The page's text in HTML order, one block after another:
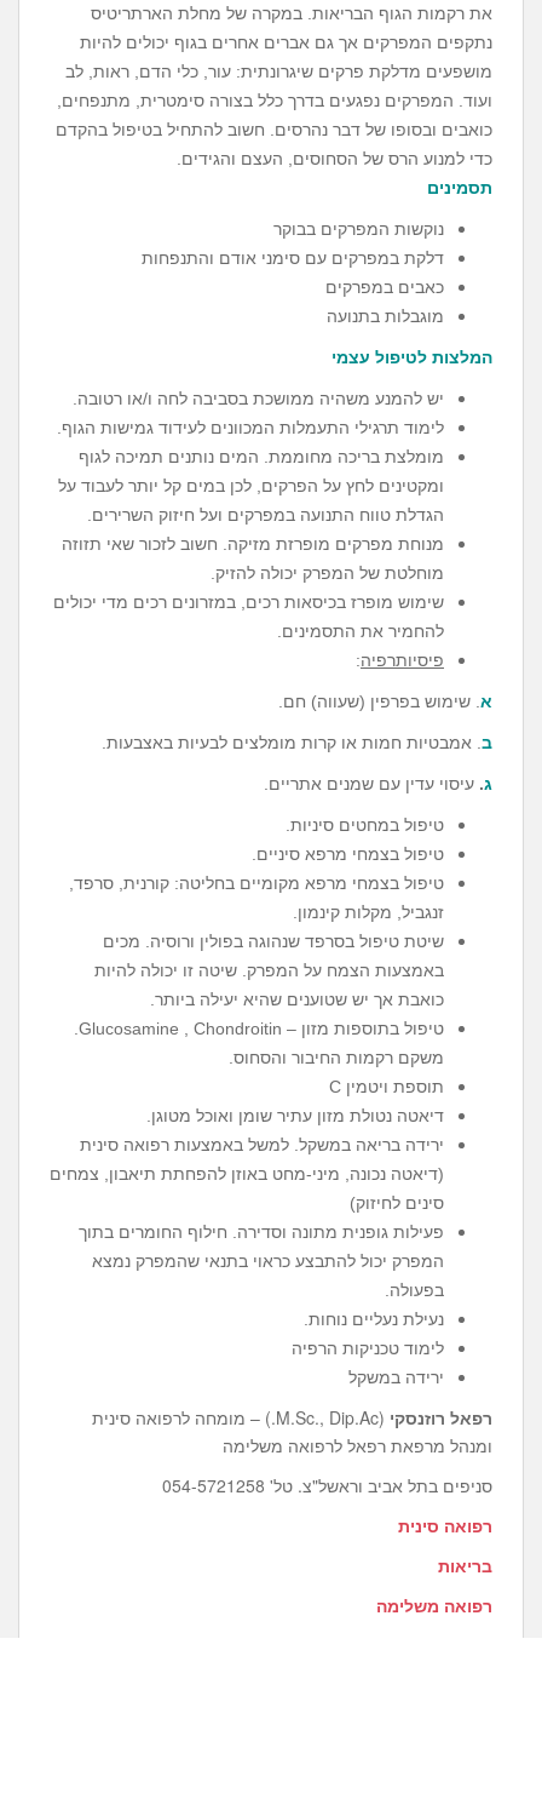
את רקמות הגוף הבריאות. במקרה של מחלת הארתריטיס
נתקפים המפרקים אך גם אברים אחרים בגוף יכולים להיות
מושפעים מדלקת פרקים שיגרונתית: עור, כלי הדם, ראות, לב
ועוד. המפרקים נפגעים בדרך כלל בצורה סימטרית, מתנפחים,
כואבים ובסופו של דבר נהרסים. חשוב להתחיל בטיפול בהקדם
כדי למנוע הרס של הסחוסים, העצם והגידים.
תסמינים
נוקשות המפרקים בבוקר
דלקת במפרקים עם סימני אודם והתנפחות
כאבים במפרקים
מוגבלות בתנועה
המלצות לטיפול עצמי
יש להמנע משהיה ממושכת בסביבה לחה ו/או רטובה.
לימוד תרגילי התעמלות המכוונים לעידוד גמישות הגוף.
מומלצת בריכה מחוממת. המים נותנים תמיכה לגוף
ומקטינים לחץ על הפרקים, לכן במים קל יותר לעבוד על
הגדלת טווח התנועה במפרקים ועל חיזוק השרירים.
מנוחת מפרקים מופרזת מזיקה. חשוב לזכור שאי תזוזה
מוחלטת של המפרק יכולה להזיק.
שימוש מופרז בכיסאות רכים, במזרונים רכים מדי יכולים
להחמיר את התסמינים.
פיסיותרפיה:
א . שימוש בפרפין (שעווה) חם.
ב . אמבטיות חמות או קרות מומלצים לבעיות באצבעות.
ג. עיסוי עדין עם שמנים אתריים.
טיפול במחטים סיניות.
טיפול בצמחי מרפא סיניים.
טיפול בצמחי מרפא מקומיים בחליטה: קורנית, סרפד,
זנגביל, מקלות קינמון.
שיטת טיפול בסרפד שנהוגה בפולין ורוסיה. מכים
באמצעות הצמח על המפרק. שיטה זו יכולה להיות
כואבת אך יש שטוענים שהיא יעילה ביותר.
משקם רקמות החיבור והסחוס.
תוספת ויטמין C
דיאטה נטולת מזון עתיר שומן ואוכל מטוגן.
ירידה בריאה במשקל. למשל באמצעות רפואה סינית
(דיאטה נכונה, מיני-מחט באוזן להפחתת תיאבון, צמחים
סינים לחיזוק)
פעילות גופנית מתונה וסדירה. חילוף החומרים בתוך
המפרק יכול להתבצע כראוי בתנאי שהמפרק נמצא
בפעולה.
נעילת נעליים נוחות.
לימוד טכניקות הרפיה
ירידה במשקל
רפאל רוזנסקי
(M.Sc., Dip.Ac.) – מומחה לרפואה סינית
ומנהל מרפאת רפאל לרפואה משלימה
סניפים בתל אביב וראשל"צ. טל' 054-5721258
רפואה סינית
בריאות
רפואה משלימה